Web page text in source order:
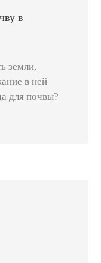
в
земли,
в ней
для почвы?